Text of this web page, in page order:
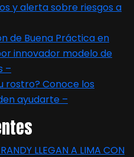
y alerta sobre riesgos a
de Buena Práctica en
innovador modelo de
–
rostro? Conoce los
ayudarte –
LLEGAN A LIMA CON